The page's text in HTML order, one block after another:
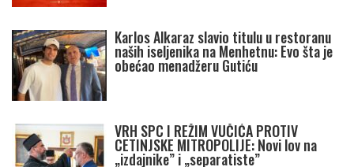
Karlos Alkaraz slavio titulu u restoranu
naših iseljenika na Menhetnu: Evo šta je
obećao menadžeru Gutiću
VRH SPC I REŽIM VUČIĆA PROTIV
CETINJSKE MITROPOLIJE: Novi lov na
„izdajnike” i „separatiste”